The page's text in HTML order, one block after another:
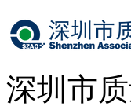
深圳市